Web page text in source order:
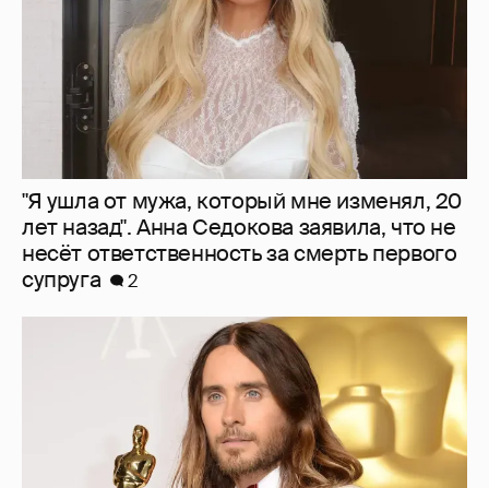
"Я ушла от мужа, который мне изменял, 20
лет назад". Анна Седокова заявила, что не
несёт ответственность за смерть первого
супруга
2